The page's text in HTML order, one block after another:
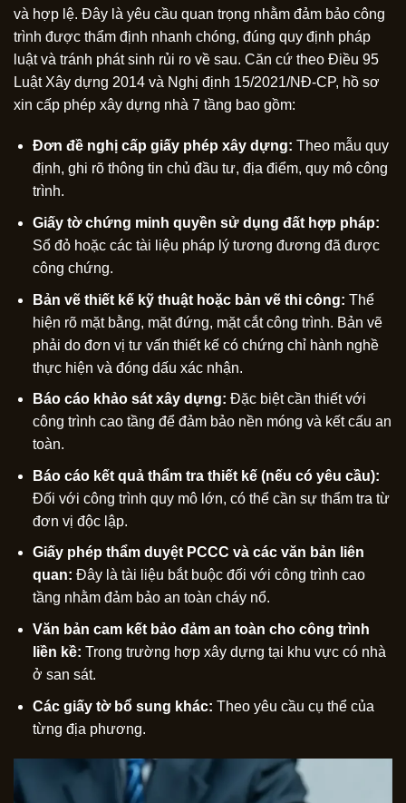
và hợp lệ. Đây là yêu cầu quan trọng nhằm đảm bảo công
trình được thẩm định nhanh chóng, đúng quy định pháp
luật và tránh phát sinh rủi ro về sau. Căn cứ theo Điều 95
Luật Xây dựng 2014 và Nghị định 15/2021/NĐ-CP, hồ sơ
xin cấp phép xây dựng nhà 7 tầng bao gồm:
Đơn đề nghị cấp giấy phép xây dựng: Theo mẫu quy
định, ghi rõ thông tin chủ đầu tư, địa điểm, quy mô công
trình.
Giấy tờ chứng minh quyền sử dụng đất hợp pháp:
Sổ đỏ hoặc các tài liệu pháp lý tương đương đã được
công chứng.
Bản vẽ thiết kế kỹ thuật hoặc bản vẽ thi công: Thể
hiện rõ mặt bằng, mặt đứng, mặt cắt công trình. Bản vẽ
phải do đơn vị tư vấn thiết kế có chứng chỉ hành nghề
thực hiện và đóng dấu xác nhận.
Báo cáo khảo sát xây dựng: Đặc biệt cần thiết với
công trình cao tầng để đảm bảo nền móng và kết cấu an
toàn.
Báo cáo kết quả thẩm tra thiết kế (nếu có yêu cầu):
Đối với công trình quy mô lớn, có thể cần sự thẩm tra từ
đơn vị độc lập.
Giấy phép thẩm duyệt PCCC và các văn bản liên
quan: Đây là tài liệu bắt buộc đối với công trình cao
tầng nhằm đảm bảo an toàn cháy nổ.
Văn bản cam kết bảo đảm an toàn cho công trình
liền kề: Trong trường hợp xây dựng tại khu vực có nhà
ở san sát.
Các giấy tờ bổ sung khác: Theo yêu cầu cụ thể của
từng địa phương.